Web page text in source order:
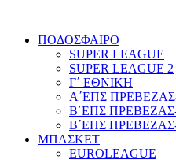
ΠΟΔΟΣΦΑΙΡΟ
SUPER LEAGUE
SUPER LEAGUE 2
Γ΄ ΕΘΝΙΚΗ
Α΄ΕΠΣ
Β΄ΕΠΣ
Β΄ΕΠΣ
ΜΠΑΣΚΕΤ
EUROLEAGUE